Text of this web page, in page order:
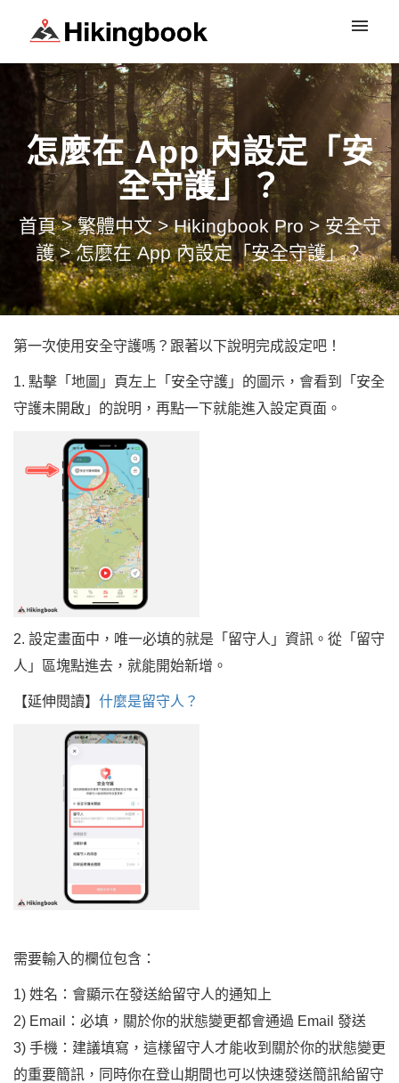
登入
怎麼在 App 內設定「安
全守護」？
首頁 > 繁體中文 > Hikingbook Pro > 安全守
護 > 怎麼在 App 內設定「安全守護」？
第一次使用安全守護嗎？跟著以下說明完成設定吧！
1. 點擊「地圖」頁左上「安全守護」的圖示，會看到「安全
守護未開啟」的說明，再點一下就能進入設定頁面。
2. 設定畫面中，唯一必填的就是「留守人」資訊。從「留守
人」區塊點進去，就能開始新增。
【延伸閱讀】 什麼是留守人？
需要輸入的欄位包含：
1) 姓名：會顯示在發送給留守人的通知上
2) Email：必填，關於你的狀態變更都會通過 Email 發送
3) 手機：建議填寫，這樣留守人才能收到關於你的狀態變更
的重要簡訊，同時你在登山期間也可以快速發送簡訊給留守